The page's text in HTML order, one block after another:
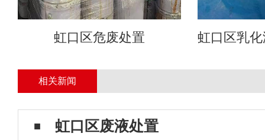
虹口区危废处置 虹口区乳
相关新闻
虹口区废液处置